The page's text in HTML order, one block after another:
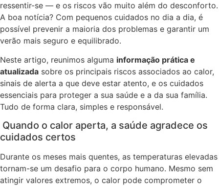
ressentir-se — e os riscos vão muito além do desconforto.
A boa notícia? Com pequenos cuidados no dia a dia, é
possível prevenir a maioria dos problemas e garantir um
verão mais seguro e equilibrado.
Neste artigo, reunimos alguma informação prática e
atualizada sobre os principais riscos associados ao calor,
sinais de alerta a que deve estar atento, e os cuidados
essenciais para proteger a sua saúde e a da sua família.
Tudo de forma clara, simples e responsável.
️ Quando o calor aperta, a saúde agradece os
cuidados certos
Durante os meses mais quentes, as temperaturas elevadas
tornam-se um desafio para o corpo humano. Mesmo sem
atingir valores extremos, o calor pode comprometer o